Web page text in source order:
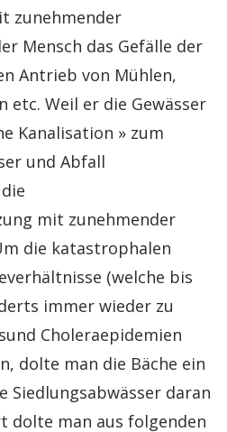
zunehmender
Mensch das Gefälle der
Antrieb von Mühlen,
etc. Weil er die Gewässer
Kanalisation » zum
und Abfall
mit zunehmender
die katastrophalen
(welche bis
immer wieder zu
Choleraepidemien
dolte man die Bäche ein
Siedlungsabwässer daran
dolte man aus folgenden